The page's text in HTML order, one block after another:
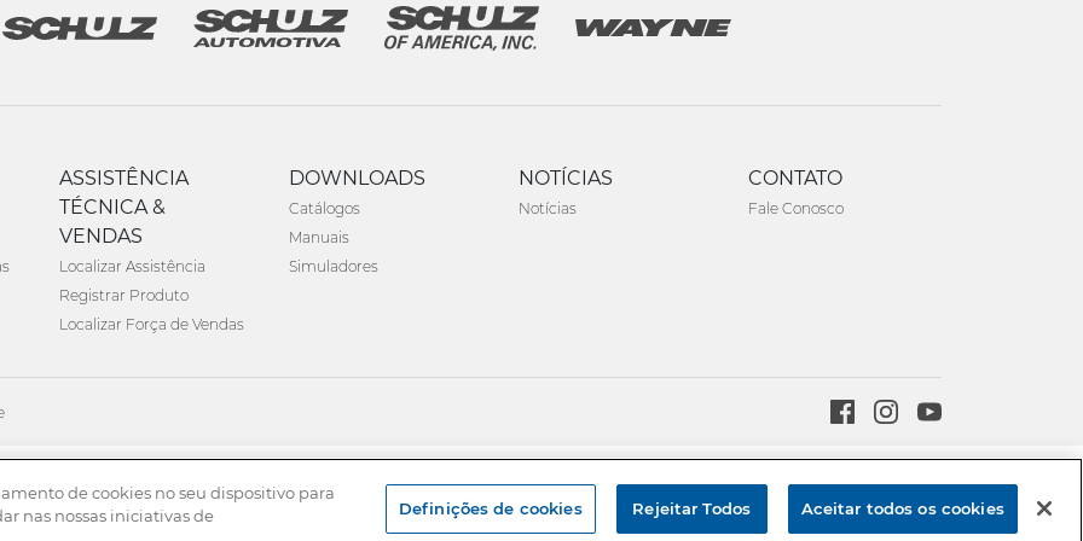
ASSISTÊNCIA
TÉCNICA &
VENDAS
Localizar Assistência
Registrar Produto
Localizar Força de Vendas
DOWNLOADS
Catálogos
Manuais
Simuladores
NOTÍCIAS
Notícias
CONTATO
Fale Conosco
de cookies no seu dispositivo para
nas nossas iniciativas de
Definições de cookies Rejeitar Todos Aceitar todos os cookies